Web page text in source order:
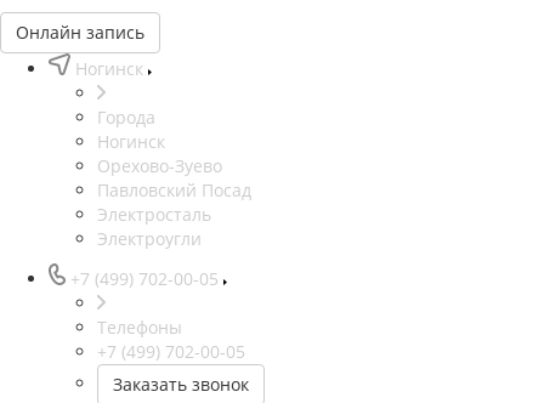
Онлайн запись
Ногинск
Города
Ногинск
Орехово-Зуево
Павловский Посад
Электросталь
Электроугли
+7 (499) 702-00-05
Телефоны
+7 (499) 702-00-05
Заказать звонок